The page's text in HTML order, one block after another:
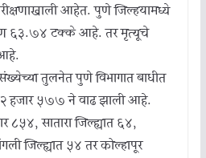
आहेत. पुणे जिल्हयामध्ये
६३.७४ टक्के आहे. तर मृत्यूचे
तुलनेत पुणे विभागात बाधीत
हजार ५७७ ने वाढ झाली आहे.
८५४, सातारा जिल्ह्यात ६४,
जिल्ह्यात ५४ तर कोल्हापूर